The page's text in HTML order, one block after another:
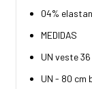
04%
MEDIDAS
UN veste
UN - 80 cm